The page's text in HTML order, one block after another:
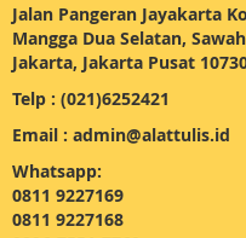
Jalan Pangeran Jayakarta
Mangga Dua Selatan,
Jakarta, Jakarta Pusat
Telp : (021)6252421
Email : admin@alattulis.id
Whatsapp:
0811 9227169
0811 9227168